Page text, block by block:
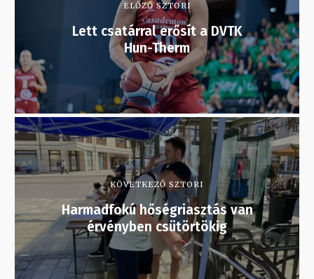
ELŐZŐ SZTORI
Lett csatárral erősít a DVTK
Hun-Therm
KÖVETKEZŐ SZTORI
Harmadfokú hőségriasztás van
érvényben csütörtökig